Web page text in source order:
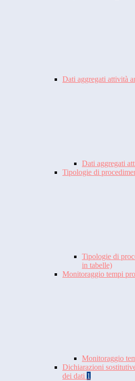
Dati aggregati attività
Dati aggregati
Tipologie di
Tipologie di
in tabelle)
Monitoraggio tempi
Monitoraggio
Dichiarazioni
dei dati 1